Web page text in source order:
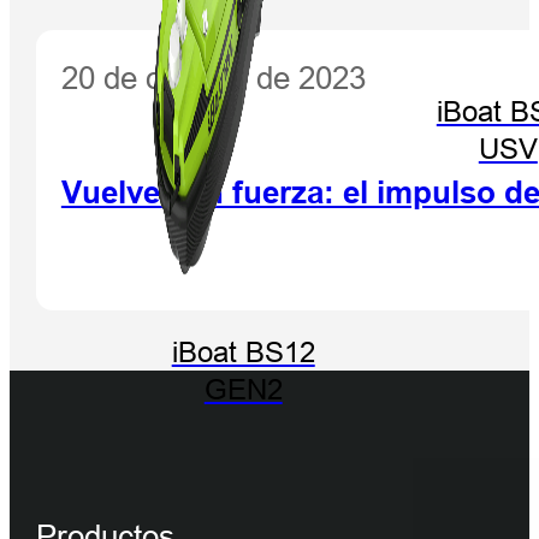
iBoat BS12
GEN2
iBoat
USV
20 de octubre de 2023
Vuelve con fuerza: el impulso